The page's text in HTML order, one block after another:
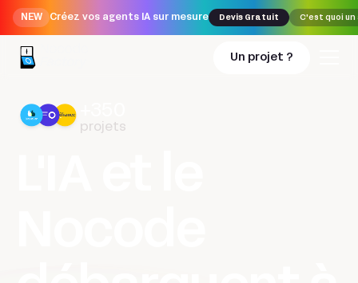
NEW Créez vos agents IA sur mesure Devis Gratuit C'est quoi un
Un projet ?
projets